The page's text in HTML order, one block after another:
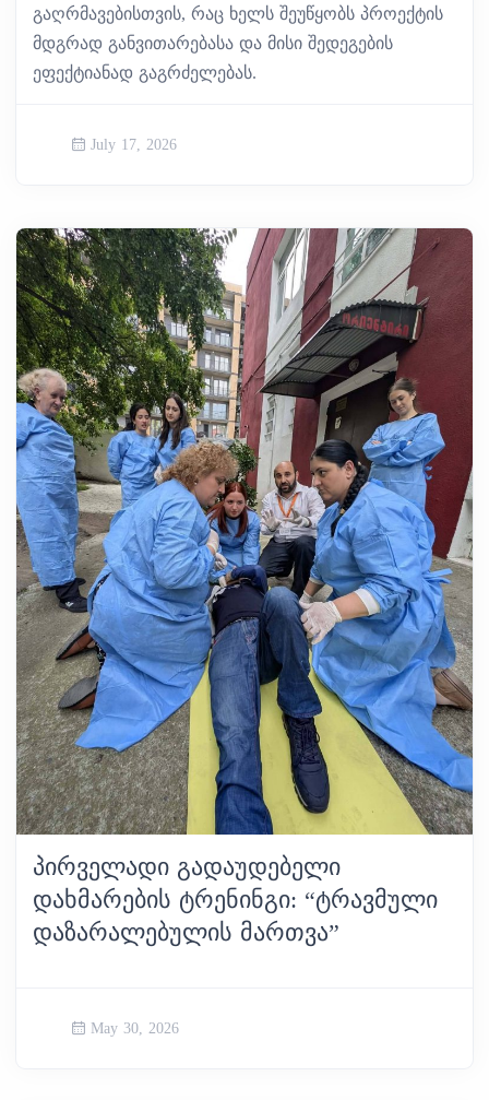
გაღრმავებისთვის, რაც ხელს შეუწყობს პროექტის
მდგრად განვითარებასა და მისი შედეგების
ეფექტიანად გაგრძელებას.
July 17, 2026
ᲞᲘᲠᲕᲔᲚᲐᲓᲘ ᲒᲐᲓᲐᲣᲓᲔᲑᲔᲚᲘ
ᲓᲐᲮᲛᲐᲠᲔᲑᲘᲡ ᲢᲠᲔᲜᲘᲜᲒᲘ: “ᲢᲠᲐᲕᲛᲣᲚᲘ
ᲓᲐᲖᲐᲠᲐᲚᲔᲑᲣᲚᲘᲡ ᲛᲐᲠᲗᲕᲐ”
May 30, 2026